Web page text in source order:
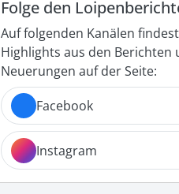
Folge den
Auf folgenden Kanälen
Highlights aus den Berichten
Neuerungen auf der Seite:
Facebook
Instagram